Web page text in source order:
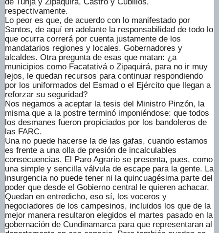
respectivamente.
Lo peor es que, de acuerdo con lo manifestado por
Santos, de aquí en adelante la responsabilidad de todo lo
que ocurra correrá por cuenta justamente de los
mandatarios regiones y locales. Gobernadores y
alcaldes. Otra pregunta de esas que matan: ¿a
municipios como Facatativá o Zipaquirá, para no ir muy
lejos, le quedan recursos para continuar respondiendo
por los uniformados del Esmad o el Ejército que llegan a
reforzar su seguridad?
Nos negamos a aceptar la tesis del Ministro Pinzón, la
misma que a la postre terminó imponiéndose: que todos
los desmanes fueron propiciados por los bandoleros de
las FARC.
Una no puede hacerse la de las gafas, cuando estamos
es frente a una olla de presión de incalculables
consecuencias. El Paro Agrario se presenta, pues, como
una simple y sencilla válvula de escape para la gente. La
insurgencia no puede tener ni la quincuagésima parte del
poder que desde el Gobierno central le quieren achacar.
Quedan en entredicho, eso sí, los voceros y
negociadores de los campesinos, incluidos los que de la
mejor manera resultaron elegidos el martes pasado en la
gobernación de Cundinamarca para que representaran al